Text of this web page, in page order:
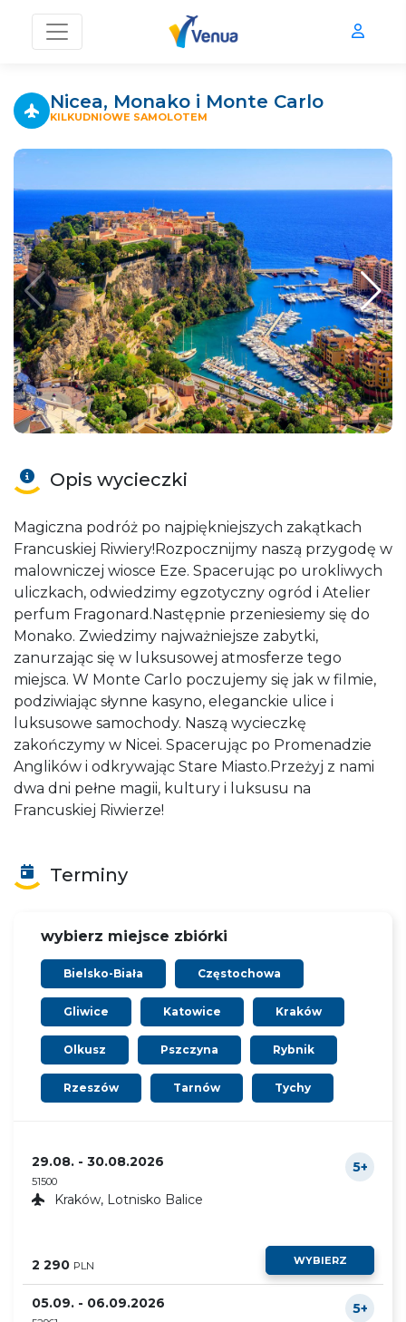
Nicea, Monako i Monte Carlo
KILKUDNIOWE SAMOLOTEM
Opis wycieczki
Magiczna podróż po najpiękniejszych zakątkach
Francuskiej Riwiery!Rozpocznijmy naszą przygodę w
malowniczej wiosce Eze. Spacerując po urokliwych
uliczkach, odwiedzimy egzotyczny ogród i Atelier
perfum Fragonard.Następnie przeniesiemy się do
Monako. Zwiedzimy najważniejsze zabytki,
zanurzając się w luksusowej atmosferze tego
miejsca. W Monte Carlo poczujemy się jak w filmie,
podziwiając słynne kasyno, eleganckie ulice i
luksusowe samochody. Naszą wycieczkę
zakończymy w Nicei. Spacerując po Promenadzie
Anglików i odkrywając Stare Miasto.Przeżyj z nami
dwa dni pełne magii, kultury i luksusu na
Francuskiej Riwierze!
Terminy
wybierz miejsce zbiórki
Bielsko-Biała Częstochowa
Gliwice Katowice Kraków
Olkusz Pszczyna Rybnik
Rzeszów Tarnów Tychy
29.08. - 30.08.2026
51500
5+
Kraków, Lotnisko Balice
2 290 PLN WYBIERZ
05.09. - 06.09.2026
5+